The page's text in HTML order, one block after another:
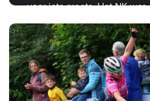
voor iets groots. Het NK
bevestiging.